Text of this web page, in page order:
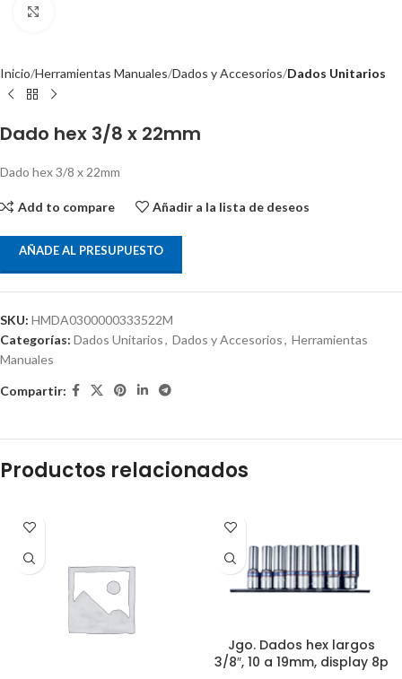
Inicio Herramientas Manuales Dados y Accesorios Dados Unitarios
Dado hex 3/8 x 22mm
Dado hex 3/8 x 22mm
Add to compare Añadir a la lista de deseos
AÑADE AL PRESUPUESTO
SKU: HMDA0300000333522M
Categorías: Dados Unitarios, Dados y Accesorios, Herramientas
Manuales
Compartir:
Productos relacionados
Jgo. Dados hex largos
3/8″, 10 a 19mm, display 8p